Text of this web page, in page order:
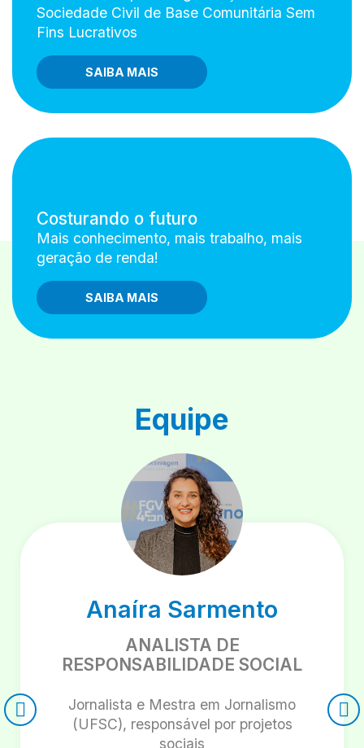
Sociedade Civil de Base Comunitária Sem
Fins Lucrativos
SAIBA MAIS
Costurando o futuro
Mais conhecimento, mais trabalho, mais
geração de renda!
SAIBA MAIS
Equipe
Anaíra Sarmento
ANALISTA DE
RESPONSABILIDADE SOCIAL
Jornalista e Mestra em Jornalismo
(UFSC), responsável por projetos
sociais